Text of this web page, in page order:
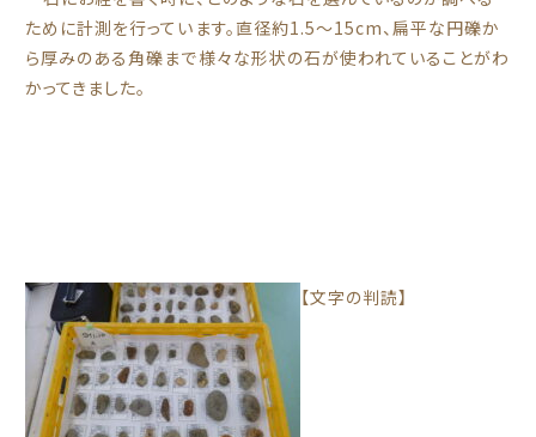
ために計測を行っています。直径約1.5～15cm、扁平な円礫か
ら厚みのある角礫まで様々な形状の石が使われていることがわ
かってきました。
【文字の判読】